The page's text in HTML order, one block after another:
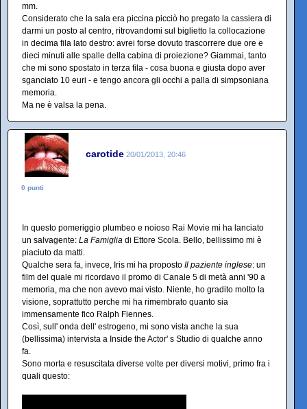
mm.
Considerato che la sala era piccina picciò ho pregato la cassiera di
darmi un posto al centro, ritrovandomi sul biglietto la collocazione
in decima fila lato destro: avrei forse dovuto trascorrere due ore e
dieci minuti alle spalle della cabina di proiezione? Giammai, tanto
che mi sono spostato in terza fila - cosa buona e giusta dopo aver
sganciato 10 euri - e tengo ancora gli occhi a palla di simpsoniana
memoria.
Ma ne è valsa la pena.
carotide 20/01/2013, 20:46
0 punti
In questo pomeriggio plumbeo e noioso Rai Movie mi ha lanciato
un salvagente: La Famiglia di Ettore Scola. Bello, bellissimo mi è
piaciuto da matti.
Qualche sera fa, invece, Iris mi ha proposto Il paziente inglese: un
film del quale mi ricordavo il promo di Canale 5 di metà anni '90 a
memoria, ma che non avevo mai visto. Niente, ho gradito molto la
visione, soprattutto perche mi ha rimembrato quanto sia
immensamente fico Ralph Fiennes.
Così, sull' onda dell' estrogeno, mi sono vista anche la sua
(bellissima) intervista a Inside the Actor' s Studio di qualche anno
fa.
Sono morta e resuscitata diverse volte per diversi motivi, primo fra i
quali questo: